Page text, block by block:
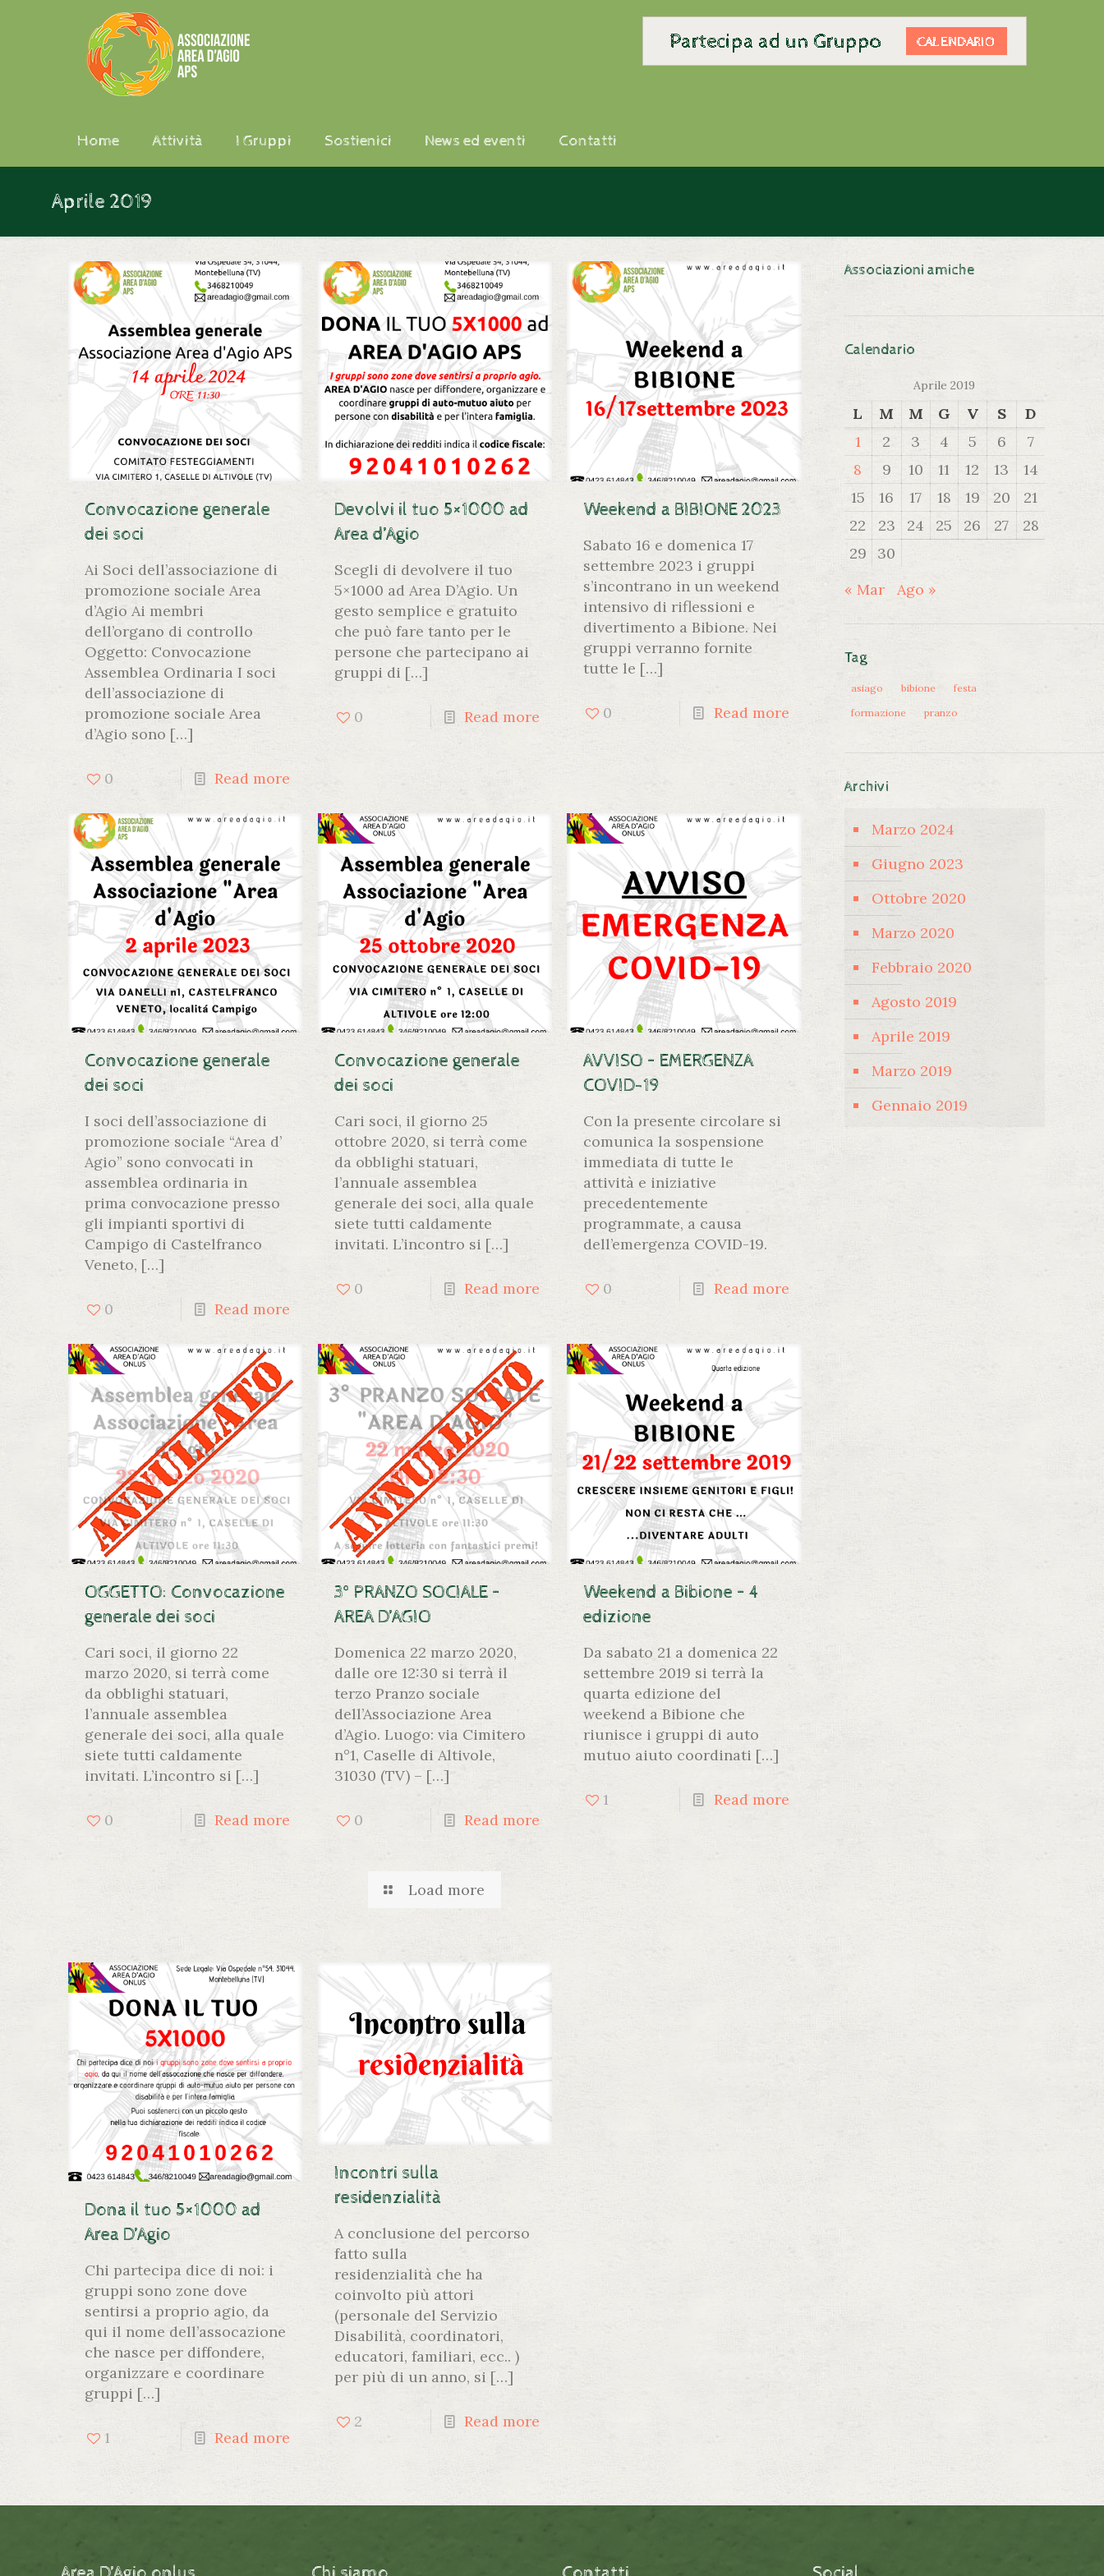
Home Attività I Gruppi Sostienici News ed eventi Contatti
Aprile 2019
Convocazione generale
dei soci
Ai Soci dell’associazione di
promozione sociale Area
d’Agio Ai membri
dell’organo di controllo
Oggetto: Convocazione
Assemblea Ordinaria I soci
dell’associazione di
promozione sociale Area
d’Agio sono […]
0 Read more
Devolvi il tuo 5×1000 ad
Area d’Agio
Scegli di devolvere il tuo
5×1000 ad Area D’Agio. Un
gesto semplice e gratuito
che può fare tanto per le
persone che partecipano ai
gruppi di […]
0 Read more
Weekend a BIBIONE 2023
Sabato 16 e domenica 17
settembre 2023 i gruppi
s’incontrano in un weekend
intensivo di riflessioni e
divertimento a Bibione. Nei
gruppi verranno fornite
tutte le […]
0 Read more
Convocazione generale
dei soci
I soci dell’associazione di
promozione sociale “Area d’
Agio” sono convocati in
assemblea ordinaria in
prima convocazione presso
gli impianti sportivi di
Campigo di Castelfranco
Veneto, […]
0 Read more
Convocazione generale
dei soci
Cari soci, il giorno 25
ottobre 2020, si terrà come
da obblighi statuari,
l’annuale assemblea
generale dei soci, alla quale
siete tutti caldamente
invitati. L’incontro si […]
0 Read more
AVVISO – EMERGENZA
COVID-19
Con la presente circolare si
comunica la sospensione
immediata di tutte le
attività e iniziative
precedentemente
programmate, a causa
dell’emergenza COVID-19.
0 Read more
OGGETTO: Convocazione
generale dei soci
Cari soci, il giorno 22
marzo 2020, si terrà come
da obblighi statuari,
l’annuale assemblea
generale dei soci, alla quale
siete tutti caldamente
invitati. L’incontro si […]
0 Read more
3° PRANZO SOCIALE –
AREA D’AGIO
Domenica 22 marzo 2020,
dalle ore 12:30 si terrà il
terzo Pranzo sociale
dell’Associazione Area
d’Agio. Luogo: via Cimitero
n°1, Caselle di Altivole,
31030 (TV) – […]
0 Read more
Weekend a Bibione – 4
edizione
Da sabato 21 a domenica 22
settembre 2019 si terrà la
quarta edizione del
weekend a Bibione che
riunisce i gruppi di auto
mutuo aiuto coordinati […]
1 Read more
Load more
Dona il tuo 5×1000 ad
Area D’Agio
Chi partecipa dice di noi: i
gruppi sono zone dove
sentirsi a proprio agio, da
qui il nome dell’assocazione
che nasce per diffondere,
organizzare e coordinare
gruppi […]
1 Read more
Incontri sulla
residenzialità
A conclusione del percorso
fatto sulla
residenzialità che ha
coinvolto più attori
(personale del Servizio
Disabilità, coordinatori,
educatori, familiari, ecc.. )
per più di un anno, si […]
2 Read more
Associazioni amiche
Calendario
Aprile 2019
L M M G V S
D
1
2 3 4 5 6
7
8
9 10 11 12 13
14
15
16 17 18 19 20
21
22
23 24 25 26 27
28
29
30
« Mar
Ago »
Tag
asiago bibione
festa
formazione
pranzo
Archivi
Marzo 2024
Giugno 2023
Ottobre 2020
Marzo 2020
Febbraio 2020
Agosto 2019
Aprile 2019
Marzo 2019
Gennaio 2019